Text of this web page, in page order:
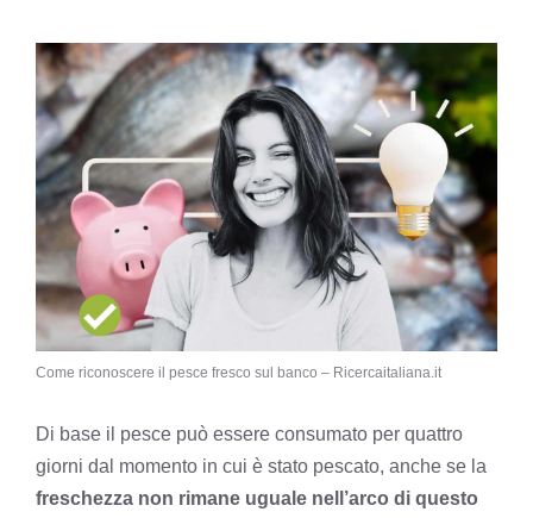
Come riconoscere il pesce fresco sul banco – Ricercaitaliana.it
Di base il pesce può essere consumato per quattro
giorni dal momento in cui è stato pescato, anche se la
freschezza non rimane uguale nell’arco di questo